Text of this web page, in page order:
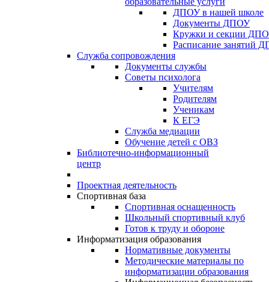
ДПОУ в нашей школе
Документы ДПОУ
Кружки и секции
Расписание занятий
Служба сопровождения
Документы службы
Советы психолога
Учителям
Родителям
Ученикам
К ЕГЭ
Служба медиации
Обучение детей с ОВЗ
Библиотечно-информационный
центр
Проектная деятельность
Спортивная база
Спортивная оснащенность
Школьный спортивный клуб
Готов к труду и обороне
Информатизация образования
Нормативные документы
Методические материалы по
информатизации образования